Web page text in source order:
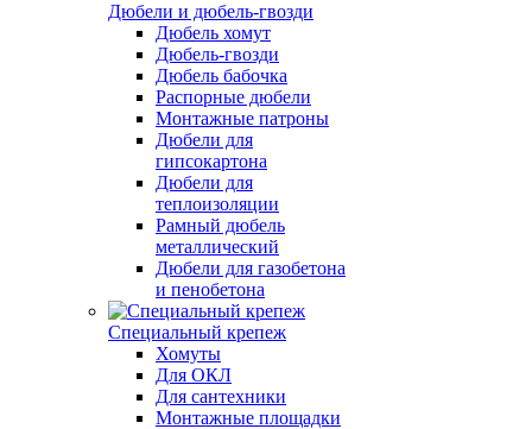
Дюбели и дюбель-гвозди
Дюбель хомут
Дюбель-гвозди
Дюбель бабочка
Распорные дюбели
Монтажные патроны
Дюбели для
гипсокартона
Дюбели для
теплоизоляции
Рамный дюбель
металлический
Дюбели для газобетона
и пенобетона
Специальный крепеж
Хомуты
Для ОКЛ
Для сантехники
Монтажные площадки